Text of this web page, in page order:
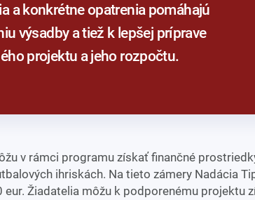
a konkrétne opatrenia pomáhajú
výsadby a tiež k lepšej príprave
projektu a jeho rozpočtu.
v rámci programu získať finančné
ihriskách. Na tieto zámery Nadácia
eur. Žiadatelia môžu k podporenému projektu